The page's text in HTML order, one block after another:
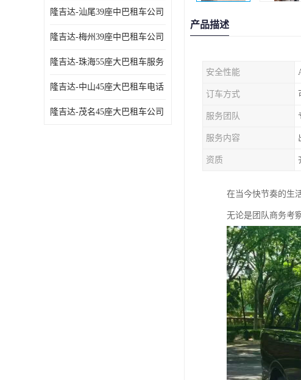
隆吉达-汕尾39座中巴租车公司
隆吉达-梅州39座中巴租车公司
隆吉达-珠海55座大巴租车服务
隆吉达-中山45座大巴租车电话
隆吉达-茂名45座大巴租车公司
产品描述
安全性能
订车方式
服务团队
服务内容
资质
在当今快节奏的生
无论是团队商务考